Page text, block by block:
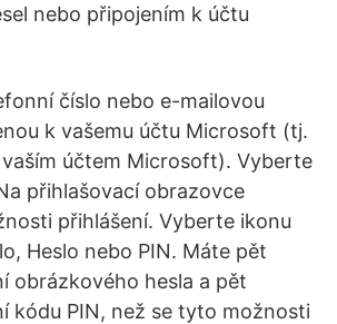
nebo připojením k účtu
číslo nebo e-mailovou
k vašemu účtu Microsoft (tj.
účtem Microsoft). Vyberte
přihlašovací obrazovce
přihlášení. Vyberte ikonu
Heslo nebo PIN. Máte pět
obrázkového hesla a pět
kódu PIN, než se tyto možnosti